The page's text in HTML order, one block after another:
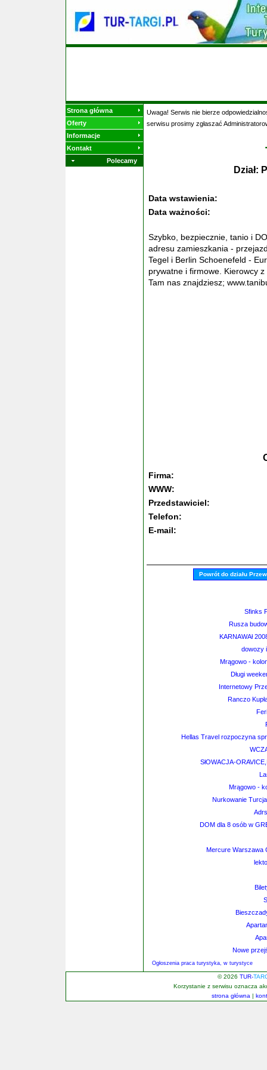
Strona główna
Oferty
Informacje
Kontakt
Polecamy
Uwaga! Serwis nie bierze
serwisu prosimy zgłaszać
Dział:
Data wstawienia:
Data ważności:
Szybko, bezpiecznie, tanio i
adresu zamieszkania -
Tegel i Berlin Schoenefeld -
prywatne i firmowe. Kierowcy
Tam nas znajdziesz;
Firma:
WWW:
Przedstawiciel:
Telefon:
E-mail:
Powrót do działu
Sfinks
Rusza
KARNAWAł
dowozy
Mrągowo -
Długi
Internetowy
Ranczo
Hellas Travel rozpoczyna
SłOWACJA-
Mrągowo -
Nurkowanie
DOM dla 8 osób w
Mercure Warszawa
Nowe
Ogłoszenia praca turystyka, w turystyce
© 2026 TUR-
Korzystanie z serwisu oznacza
strona główna |